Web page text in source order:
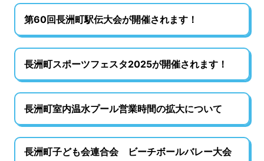
第60回長洲町駅伝大会が開催されます！
長洲町スポーツフェスタ2025が開催されます！
長洲町室内温水プール営業時間の拡大について
長洲町子ども会連合会 ビーチボールバレー大会